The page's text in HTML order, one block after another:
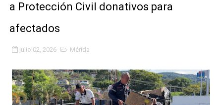
Fundacite Mérida dicta taller gratuito de electrónica
INN-Mérida celebró el Lacto grado para promover el
Impulsan plan estratégico de seguridad ciudadana
Mérida impulsa desarrollo económico con taller de
Fomficc consolida alianzas e impulsa la economía
a Protección Civil donativos para
afectados
julio 02, 2026 Mérida